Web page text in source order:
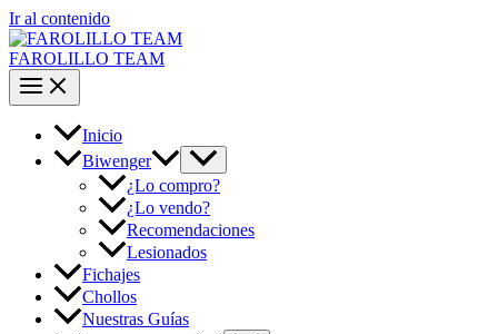
Ir al contenido
FAROLILLO TEAM
Inicio
Biwenger
¿Lo compro?
¿Lo vendo?
Recomendaciones
Lesionados
Fichajes
Chollos
Nuestras Guías